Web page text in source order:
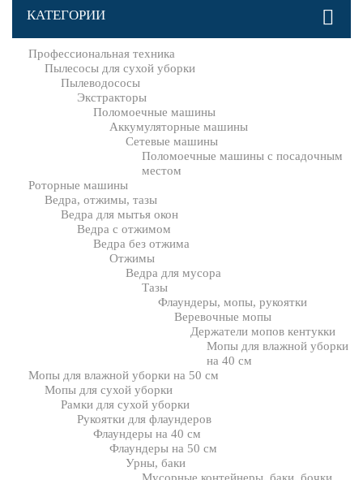
КАТЕГОРИИ
Профессиональная техника
Пылесосы для сухой уборки
Пылеводососы
Экстракторы
Поломоечные машины
Аккумуляторные машины
Сетевые машины
Поломоечные машины с посадочным
местом
Роторные машины
Ведра, отжимы, тазы
Ведра для мытья окон
Ведра с отжимом
Ведра без отжима
Отжимы
Ведра для мусора
Тазы
Флаундеры, мопы, рукоятки
Веревочные мопы
Держатели мопов кентукки
Мопы для влажной уборки
на 40 см
Мопы для влажной уборки на 50 см
Мопы для сухой уборки
Рамки для сухой уборки
Рукоятки для флаундеров
Флаундеры на 40 см
Флаундеры на 50 см
Урны, баки